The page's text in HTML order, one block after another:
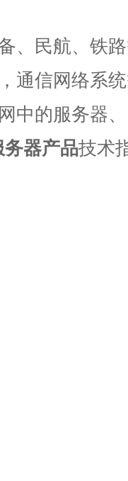
、民航、铁
通信网络系
中的服务器、
器产品技术